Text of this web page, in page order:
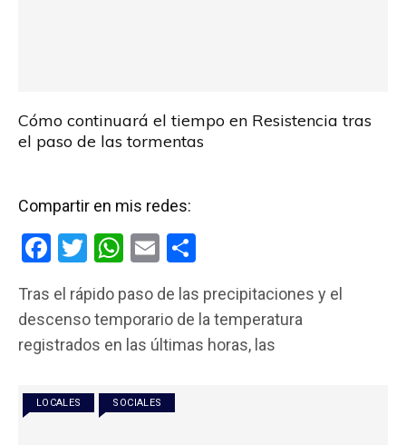
Cómo continuará el tiempo en Resistencia tras
el paso de las tormentas
Compartir en mis redes:
F
ce
b
o
k
T
tt
er
W
at
s
p
p
E
ail m
p
Tras el rápido paso de las precipitaciones y el
descenso temporario de la temperatura
registrados en las últimas horas, las
LOCALES SOCIALES